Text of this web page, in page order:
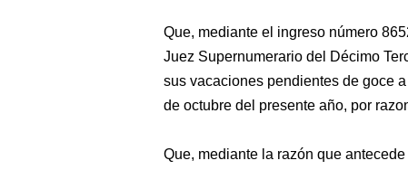
Que, mediante el ingreso número
Juez Supernumerario del Décimo
sus vacaciones pendientes de goce
de octubre del presente año, por
Que, mediante la razón que